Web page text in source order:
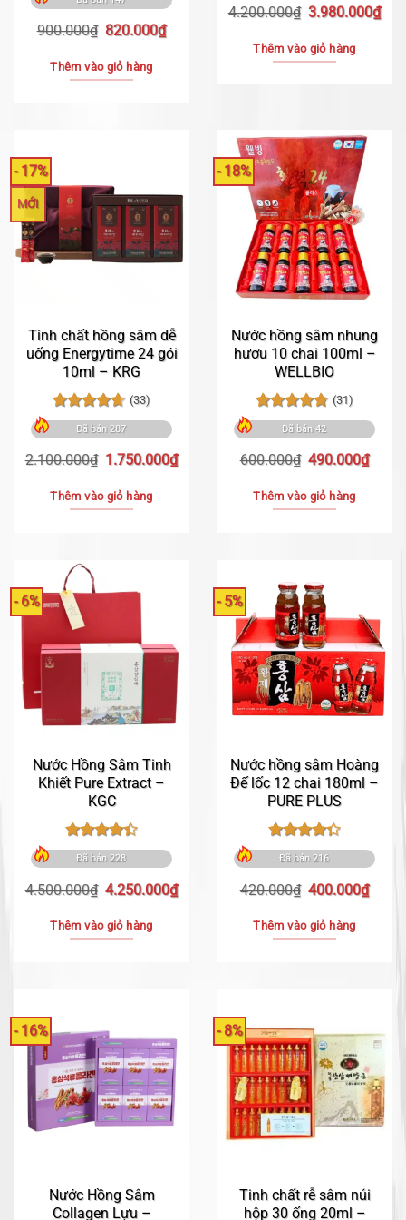
hạng4.57
900.000₫ Giá
là:
900.000₫.
820.000₫Giá
Thêm vào giỏ hàng
4.200.000₫ Giá
là:
4.200.000₫.
3.980.000₫Giá
Thêm vào giỏ hàng
- 17%
MỚI
Tinh chất hồng sâm dễ
uống Energytime 24 gói
10ml – KRG
Được xếp
hạng4.70
(33)
Đã bán 287
2.100.000₫ Giá
là:
2.100.000₫.
1.750.000₫Giá
Thêm vào giỏ hàng
- 18%
Nước hồng sâm nhung
hươu 10 chai 100ml –
WELLBIO
Được xếp
hạng4.84
(31)
Đã bán 42
600.000₫ Giá
là:
600.000₫.
490.000₫Giá
Thêm vào giỏ hàng
- 6%
Nước Hồng Sâm Tinh
Khiết Pure Extract –
KGC
Được xếp
hạng4.48
Đã bán 228
4.500.000₫ Giá
là:
4.500.000₫.
4.250.000₫Giá
Thêm vào giỏ hàng
- 5%
Nước hồng sâm Hoàng
Đế lốc 12 chai 180ml –
PURE PLUS
Được xếp
hạng4.38
Đã bán 216
420.000₫ Giá
là:
420.000₫.
400.000₫Giá
Thêm vào giỏ hàng
- 16%
Nước Hồng Sâm
Collagen Lựu –
- 8%
Tinh chất rễ sâm núi
hộp 30 ống 20ml –